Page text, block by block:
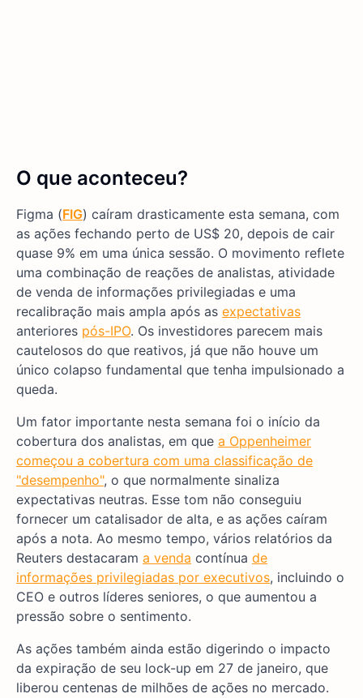
O que aconteceu?
Figma (FIG) caíram drasticamente esta semana, com
as ações fechando perto de US$ 20, depois de cair
quase 9% em uma única sessão. O movimento reflete
uma combinação de reações de analistas, atividade
de venda de informações privilegiadas e uma
recalibração mais ampla após as expectativas
anteriores pós-IPO. Os investidores parecem mais
cautelosos do que reativos, já que não houve um
único colapso fundamental que tenha impulsionado a
queda.
Um fator importante nesta semana foi o início da
cobertura dos analistas, em que a Oppenheimer
começou a cobertura com uma classificação de
"desempenho", o que normalmente sinaliza
expectativas neutras. Esse tom não conseguiu
fornecer um catalisador de alta, e as ações caíram
após a nota. Ao mesmo tempo, vários relatórios da
Reuters destacaram a venda contínua de
informações privilegiadas por executivos, incluindo o
CEO e outros líderes seniores, o que aumentou a
pressão sobre o sentimento.
As ações também ainda estão digerindo o impacto
da expiração de seu lock-up em 27 de janeiro, que
liberou centenas de milhões de ações no mercado.